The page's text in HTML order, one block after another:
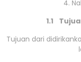
4.
1.1
Tujuan dari